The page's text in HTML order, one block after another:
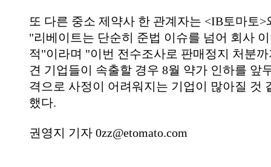
또 다른 중소 제약사 한 관계자는 <IB토마토>
"리베이트는 단순히 준법 이슈를 넘어 회사
적"이라며 "이번 전수조사로 판매정지 처분
견 기업들이 속출할 경우 8월 약가 인하를 앞
격으로 사정이 어려워지는 기업이 많아질 것
했다.
권영지 기자 0zz@etomato.com